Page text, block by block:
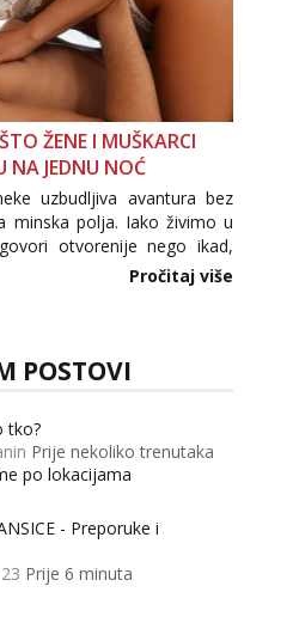
ŽENE I MUŠKARCI
NA JEDNU NOĆ
uzbudljiva avantura bez
minska polja. Iako živimo u
otvorenije nego ikad,
izaziva burne rasprave. Što
Pročitaj više
POSTOVI
tko?
Prije nekoliko trenutaka
po lokacijama
- Preporuke i
Prije 6 minuta